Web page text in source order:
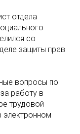
отдела
со
защиты прав
вопросы по
работу в
трудовой
электронном